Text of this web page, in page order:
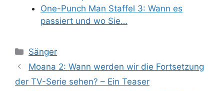
One-Punch Man Staffel 3: Wann es
passiert und wo Sie…
Categories
Sänger
Moana 2: Wann werden wir die Fortsetzung
der TV-Serie sehen? – Ein Teaser